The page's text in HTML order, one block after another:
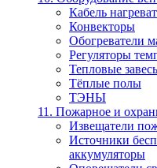
Кабель
Конвекторы
Обогреватели
Регуляторы
Тепловые
Тёплые полы
ТЭНЫ
11. Пожарное и
Извещатели
Источники
аккумуляторы